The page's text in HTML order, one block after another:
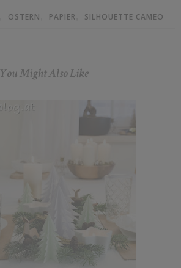
OSTERN PAPIER SILHOUETTE CAMEO
You Might Also Like